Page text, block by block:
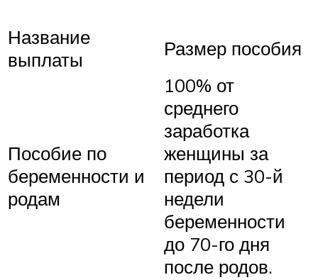
Название
выплаты
Размер пособия
Пособие по
беременности и
родам
100% от
среднего
заработка
женщины за
период с 30-й
недели
беременности
до 70-го дня
после родов.